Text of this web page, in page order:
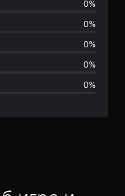
о
е
о
0%
0%
0%
0%
0%